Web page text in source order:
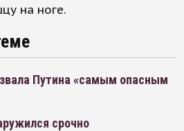
на ноге.
Путина «самым опасным
срочно